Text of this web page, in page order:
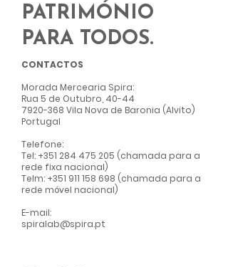
PATRIMÓNIO
PARA TODOS.
CONTACTOS
Morada Mercearia Spira:
Rua 5 de Outubro, 40-44
7920-368 Vila Nova de Baronia (Alvito)
Portugal
Telefone:
Tel: +351 284 475 205 (chamada para a
rede fixa nacional)
Telm: +351 911 158 698 (chamada para a
rede móvel nacional)
E-mail:
spiralab@spira.pt